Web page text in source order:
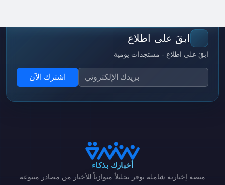
ابقَ على اطلاع
ابقَ على اطلاع - مستجدات يومية
اشترك الآن
أخبارك بذكاء
منصة إخبارية شاملة توفر تحليلاً متوازناً للأخبار من مصادر متنوعة